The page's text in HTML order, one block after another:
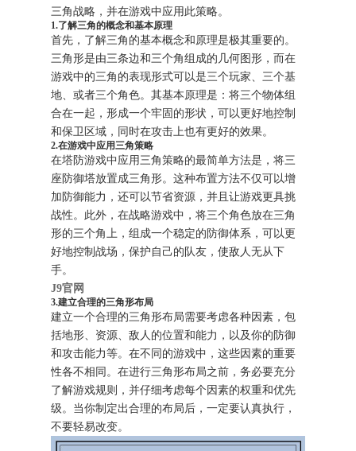
三角战略，并在游戏中应用此策略。
1.了解三角的概念和基本原理
首先，了解三角的基本概念和原理是极其重要的。
三角形是由三条边和三个角组成的几何图形，而在
游戏中的三角的表现形式可以是三个玩家、三个基
地、或者三个角色。其基本原理是：将三个物体组
合在一起，形成一个牢固的形状，可以更好地控制
和保卫区域，同时在攻击上也有更好的效果。
2.在游戏中应用三角策略
在塔防游戏中应用三角策略的最简单方法是，将三
座防御塔放置成三角形。这种布置方法不仅可以增
加防御能力，还可以节省资源，并且让游戏更具挑
战性。此外，在战略游戏中，将三个角色放在三角
形的三个角上，组成一个稳定的防御体系，可以更
好地控制战场，保护自己的队友，使敌人无从下
手。
J9官网
3.建立合理的三角形布局
建立一个合理的三角形布局需要考虑各种因素，包
括地形、资源、敌人的位置和能力，以及你的防御
和攻击能力等。在不同的游戏中，这些因素的重要
性各不相同。在进行三角形布局之前，务必要充分
了解游戏规则，并仔细考虑每个因素的权重和优先
级。当你制定出合理的布局后，一定要认真执行，
不要轻易改变。